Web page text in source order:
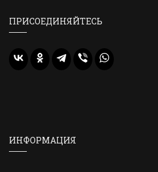
ПРИСОЕДИНЯЙТЕСЬ
ИНФОРМАЦИЯ